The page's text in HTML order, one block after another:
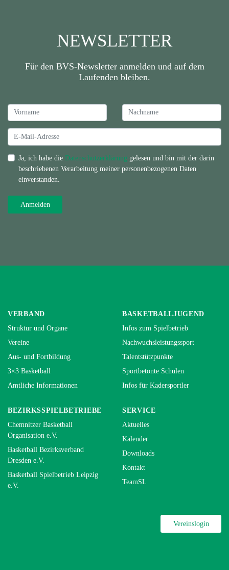
NEWSLETTER
Für den BVS-Newsletter anmelden und auf dem
Laufenden bleiben.
Ja, ich habe die Datenschutzerklärung gelesen und bin mit der darin
beschriebenen Verarbeitung meiner personenbezogenen Daten
einverstanden.
VERBAND
Struktur und Organe
Vereine
Aus- und Fortbildung
3×3 Basketball
Amtliche Informationen
BASKETBALLJUGEND
Infos zum Spielbetrieb
Nachwuchsleistungssport
Talentstützpunkte
Sportbetonte Schulen
Infos für Kadersportler
BEZIRKSSPIELBETRIEBE
Chemnitzer Basketball
Organisation e.V.
Basketball Bezirksverband
Dresden e.V.
Basketball Spielbetrieb Leipzig
e.V.
SERVICE
Aktuelles
Kalender
Downloads
Kontakt
TeamSL
Vereinslogin